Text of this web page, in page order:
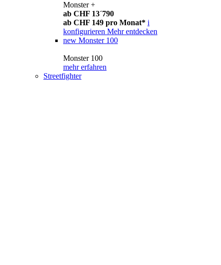
Monster +
ab CHF 13´790
ab CHF 149 pro Monat* i
konfigurieren Mehr entdecken
new Monster 100
Monster 100
mehr erfahren
Streetfighter